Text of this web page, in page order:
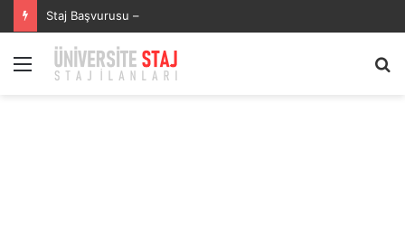
Staj Başvurusu –
Menü